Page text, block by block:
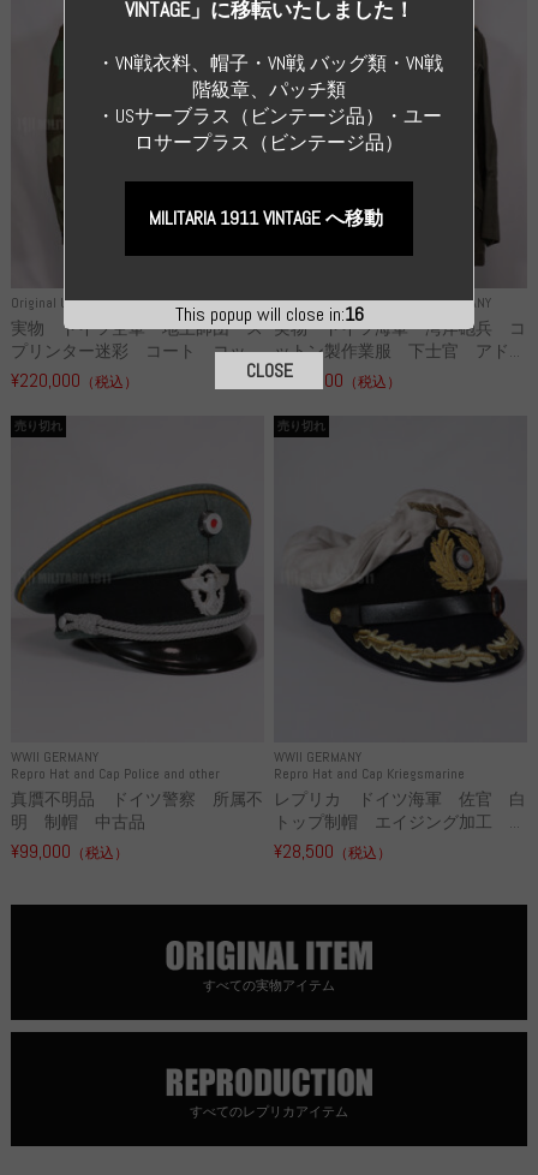
Original Uniform WH WWII GERMANY
実物 ドイツ空軍 地上師団 ス
プリンター迷彩 コート コッ...
¥220,000 （税込）
Original Uniform WH WWII GERMANY
実物 ドイツ海軍 湾岸砲兵 コ
ットン製作業服 下士官 アド...
¥286,000 （税込）
WWII GERMANY
Repro Hat and Cap Police and other
売り切れ
真贋不明品 ドイツ警察 所属不
明 制帽 中古品
¥99,000 （税込）
WWII GERMANY
Repro Hat and Cap Kriegsmarine
売り切れ
レプリカ ドイツ海軍 佐官 白
トップ制帽 エイジング加工 ...
¥28,500 （税込）
すべての実物アイテム
すべてのレプリカアイテム
This popup will close in:15
VINTAGE」に移転いたしました！
・VN戦衣料、帽子・VN戦 バッグ類・VN戦
階級章、パッチ類
・USサーブラス（ビンテージ品）・ユー
ロサープラス（ビンテージ品）
MILITARIA 1911 VINTAGE へ移動
CLOSE